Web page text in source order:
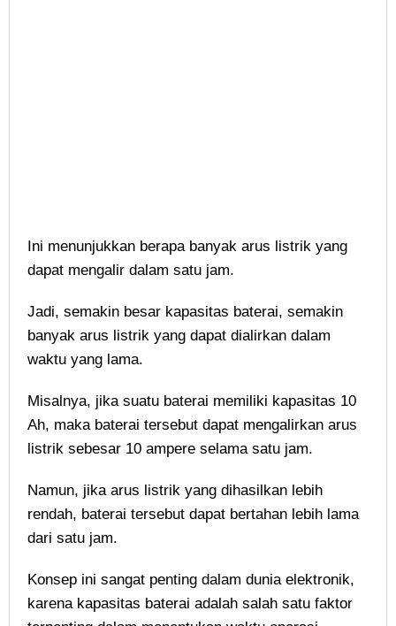
Ini menunjukkan berapa banyak arus listrik yang
dapat mengalir dalam satu jam.
Jadi, semakin besar kapasitas baterai, semakin
banyak arus listrik yang dapat dialirkan dalam
waktu yang lama.
Misalnya, jika suatu baterai memiliki kapasitas 10
Ah, maka baterai tersebut dapat mengalirkan arus
listrik sebesar 10 ampere selama satu jam.
Namun, jika arus listrik yang dihasilkan lebih
rendah, baterai tersebut dapat bertahan lebih lama
dari satu jam.
Konsep ini sangat penting dalam dunia elektronik,
karena kapasitas baterai adalah salah satu faktor